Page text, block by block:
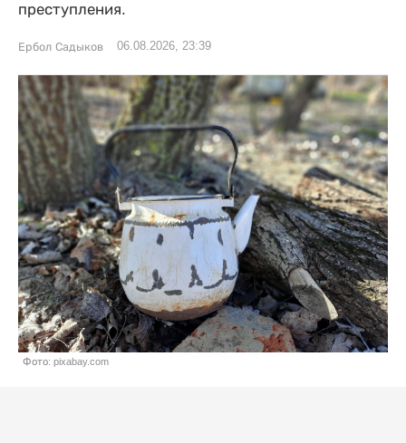
преступления.
Ербол Садыков 06.08.2026, 23:39
Фото: pixabay.com